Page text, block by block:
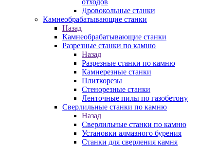
отходов
Дровокольные станки
Камнеобрабатывающие станки
Назад
Камнеобрабатывающие станки
Разрезные станки по камню
Назад
Разрезные станки по камню
Камнерезные станки
Плиткорезы
Стенорезные станки
Ленточные пилы по газобетону
Сверлильные станки по камню
Назад
Сверлильные станки по камню
Установки алмазного бурения
Станки для сверления камня